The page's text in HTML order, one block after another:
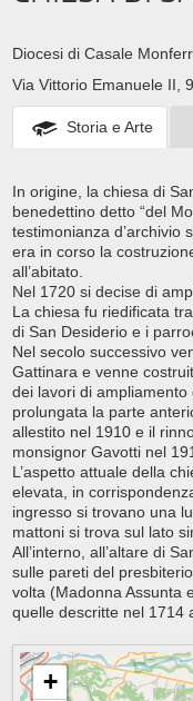
Diocesi di Casale
Via Vittorio Emanuele II,
Storia e Arte
In origine, la chiesa di
benedettino detto “del
testimonianza d’archivio
era in corso la
all’abitato.
Nel 1720 si decise di
La chiesa fu riedificata
di San Desiderio e i
Nel secolo successivo
Gattinara e venne
dei lavori di ampliamento
prolungata la parte
allestito nel 1910 e il
monsignor Gavotti nel
L’aspetto attuale della
elevata, in
ingresso si trovano una
mattoni si trova sul lato
All’interno, all’altare di
sulle pareti del
volta (Madonna Assunta
quelle descritte nel 1714
+